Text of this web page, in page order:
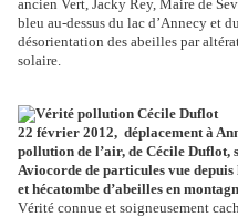
ancien Vert, Jacky Rey, Maire de
bleu au-dessus du lac d’Annecy et
désorientation des abeilles par
solaire.
22 février 2012, déplacement à
pollution de l’air, de Cécile Duflot,
Aviocorde de particules vue
et hécatombe d’abeilles en
Vérité connue et soigneusement